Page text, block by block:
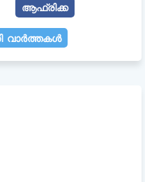
ആഫ്രിക്ക
വാർത്തകൾ